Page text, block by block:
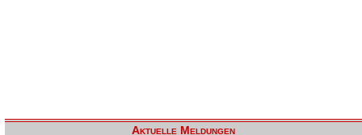
Aktuelle Meldungen